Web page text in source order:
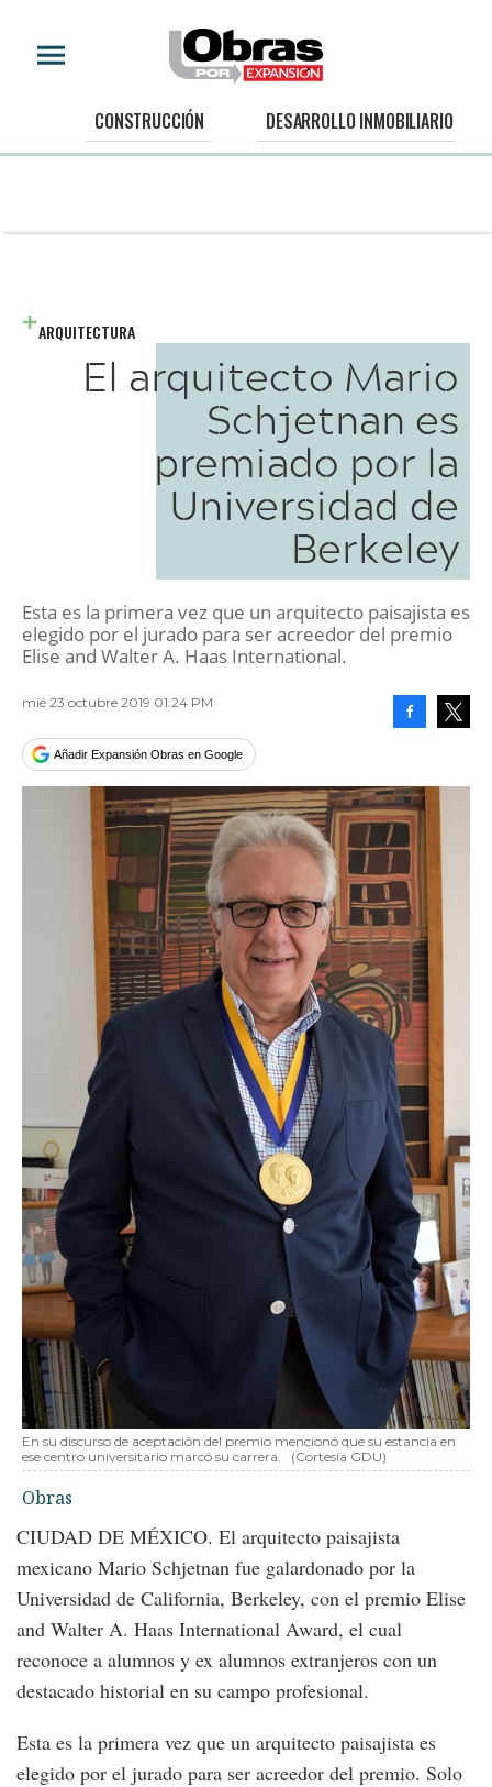
CONSTRUCCIÓN DESARROLLO INMOBILIARIO
ARQUITECTURA
El arquitecto Mario
Schjetnan es
premiado por la
Universidad de
Berkeley
Esta es la primera vez que un arquitecto paisajista es
elegido por el jurado para ser acreedor del premio
Elise and Walter A. Haas International.
mié 23 octubre 2019 01:24 PM
Añadir Expansión Obras en Google
En su discurso de aceptación del premio mencionó que su estancia en
ese centro universitario marcó su carrera.
(Cortesía GDU)
Obras
CIUDAD DE MÉXICO. El arquitecto paisajista
mexicano Mario Schjetnan fue galardonado por la
Universidad de California, Berkeley, con el premio Elise
and Walter A. Haas International Award, el cual
reconoce a alumnos y ex alumnos extranjeros con un
destacado historial en su campo profesional.
Esta es la primera vez que un arquitecto paisajista es
elegido por el jurado para ser acreedor del premio. Solo